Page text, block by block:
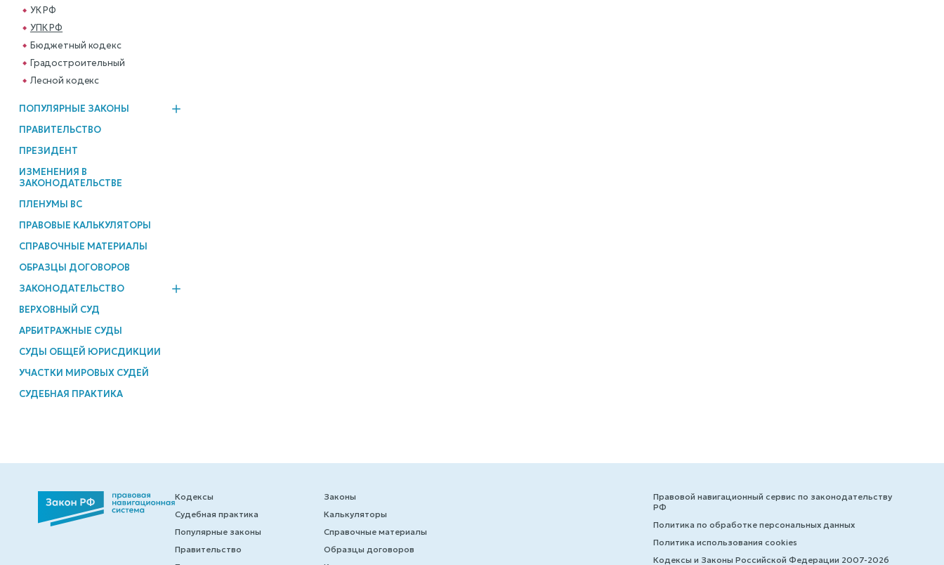
УК РФ
УПК РФ
Бюджетный кодекс
Градостроительный
Лесной кодекс
ПОПУЛЯРНЫЕ ЗАКОНЫ
ПРАВИТЕЛЬСТВО
ПРЕЗИДЕНТ
ИЗМЕНЕНИЯ В
ЗАКОНОДАТЕЛЬСТВЕ
ПЛЕНУМЫ ВС
ПРАВОВЫЕ КАЛЬКУЛЯТОРЫ
СПРАВОЧНЫЕ МАТЕРИАЛЫ
ОБРАЗЦЫ ДОГОВОРОВ
ЗАКОНОДАТЕЛЬСТВО
ВЕРХОВНЫЙ СУД
АРБИТРАЖНЫЕ СУДЫ
СУДЫ ОБЩЕЙ ЮРИСДИКЦИИ
УЧАСТКИ МИРОВЫХ СУДЕЙ
СУДЕБНАЯ ПРАКТИКА
Кодексы
Судебная практика
Популярные законы
Правительство
Законы
Калькуляторы
Справочные материалы
Образцы договоров
Правовой навигационный сервис по законодательству
РФ
Политика по обработке персональных данных
Политика использования cookies
Кодексы и Законы Российской Федерации 2007-2026